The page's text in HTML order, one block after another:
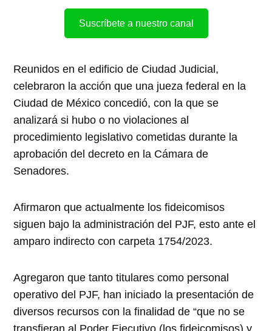
Suscríbete a nuestro canal
Reunidos en el edificio de Ciudad Judicial,
celebraron la acción que una jueza federal en la
Ciudad de México concedió, con la que se
analizará si hubo o no violaciones al
procedimiento legislativo cometidas durante la
aprobación del decreto en la Cámara de
Senadores.
Afirmaron que actualmente los fideicomisos
siguen bajo la administración del PJF, esto ante el
amparo indirecto con carpeta 1754/2023.
Agregaron que tanto titulares como personal
operativo del PJF, han iniciado la presentación de
diversos recursos con la finalidad de “que no se